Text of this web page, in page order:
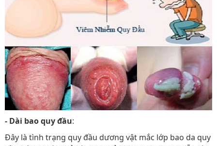
- Dài bao quy đầu:
Đây là tình trạng quy đầu dương vật mắc lớp bao da quy